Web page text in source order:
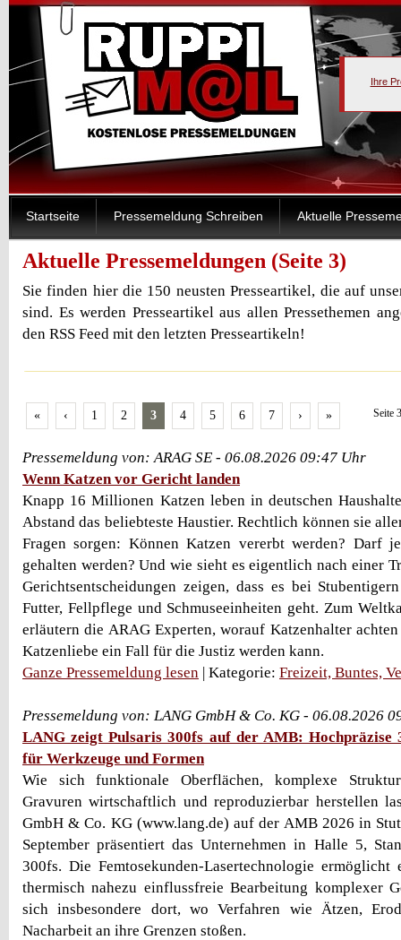
Ihre
Startseite Pressemeldung Schreiben Aktuelle
Aktuelle Pressemeldungen (Seite 3)
Sie finden hier die 150 neusten Presseartikel, die auf
sind. Es werden Presseartikel aus allen Pressethemen
den RSS Feed mit den letzten Presseartikeln!
« ‹ 1 2 3 4 5 6 7 › » Seite
Pressemeldung von: ARAG SE - 06.08.2026 09:47 Uhr
Wenn Katzen vor Gericht landen
Knapp 16 Millionen Katzen leben in deutschen
Abstand das beliebteste Haustier. Rechtlich können sie
Fragen sorgen: Können Katzen vererbt werden? Darf
gehalten werden? Und wie sieht es eigentlich nach einer
Gerichtsentscheidungen zeigen, dass es bei
Futter, Fellpflege und Schmuseeinheiten geht. Zum
erläutern die ARAG Experten, worauf Katzenhalter
Katzenliebe ein Fall für die Justiz werden kann.
Ganze Pressemeldung lesen | Kategorie: Freizeit, Buntes,
Pressemeldung von: LANG GmbH & Co. KG - 06.08.2026
LANG zeigt Pulsaris 300fs auf der AMB: Hochpräzise
für Werkzeuge und Formen
Wie sich funktionale Oberflächen, komplexe
Gravuren wirtschaftlich und reproduzierbar herstellen
GmbH & Co. KG (www.lang.de) auf der AMB 2026 in
September präsentiert das Unternehmen in Halle 5,
300fs. Die Femtosekunden-Lasertechnologie ermöglicht
thermisch nahezu einflussfreie Bearbeitung komplexer
sich insbesondere dort, wo Verfahren wie Ätzen,
Nacharbeit an ihre Grenzen stoßen.